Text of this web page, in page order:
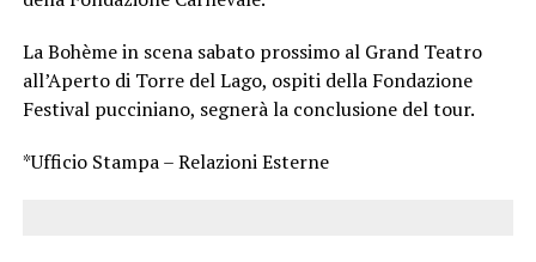
La Bohème in scena sabato prossimo al Grand Teatro
all’Aperto di Torre del Lago, ospiti della Fondazione
Festival pucciniano, segnerà la conclusione del tour.
*Ufficio Stampa – Relazioni Esterne